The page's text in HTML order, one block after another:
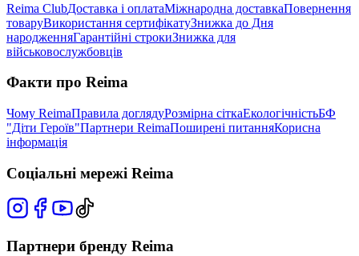
Reima ClubДоставка і оплатаМіжнародна доставкаПовернення
товаруВикористання сертифікатуЗнижка до Дня
народженняГарантійні строкиЗнижка для
військовослужбовців
Факти про Reima
Чому ReimaПравила доглядуРозмірна сіткаЕкологічністьБФ
"Діти Героїв"Партнери ReimaПоширені питанняКорисна
інформація
Соціальні мережі Reima
Партнери бренду Reima